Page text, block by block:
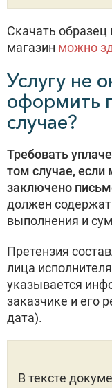
Скачать образец
магазин можно
Услугу не
оформить
случае?
Требовать
том случае,
заключено
должен
выполнения и
Претензия
лица
указывается
заказчике и его
дата).
В тексте